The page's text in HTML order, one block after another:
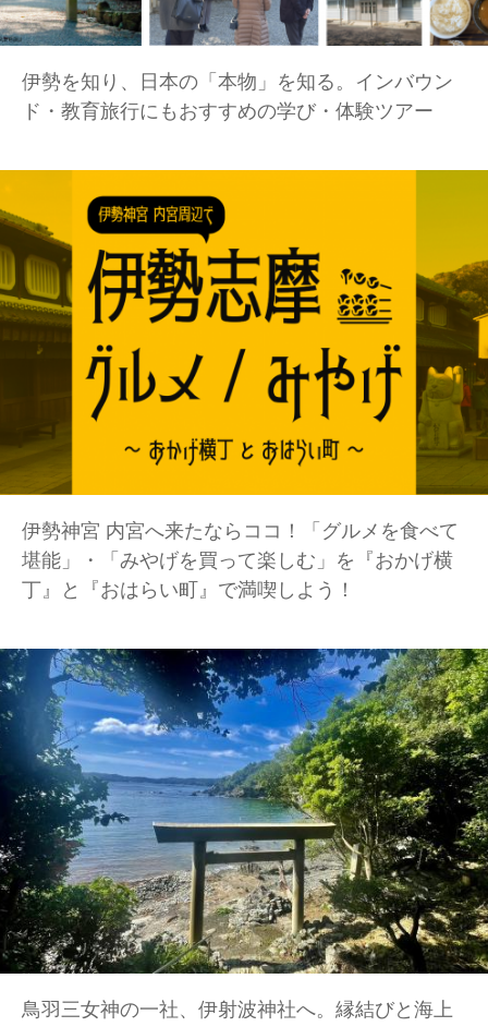
伊勢を知り、日本の「本物」を知る。インバウン
ド・教育旅行にもおすすめの学び・体験ツアー
伊勢神宮 内宮へ来たならココ！「グルメを食べて
堪能」・「みやげを買って楽しむ」を『おかげ横
丁』と『おはらい町』で満喫しよう！
鳥羽三女神の一社、伊射波神社へ。縁結びと海上